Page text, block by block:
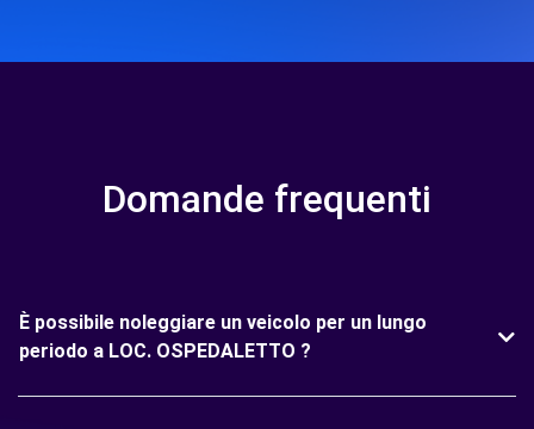
Domande frequenti
È possibile noleggiare un veicolo per un lungo
periodo a LOC. OSPEDALETTO ?